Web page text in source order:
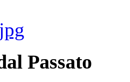
Passato